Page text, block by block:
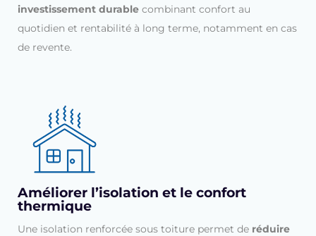
investissement durable combinant confort au
quotidien et rentabilité à long terme, notamment en cas
de revente.
Améliorer l’isolation et le confort
thermique
Une isolation renforcée sous toiture permet de réduire